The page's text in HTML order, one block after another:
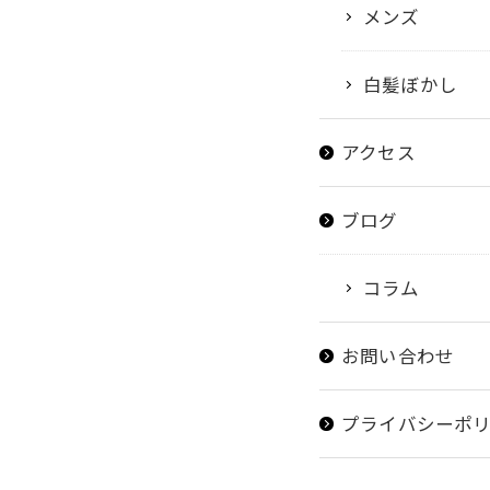
メンズ
白髪ぼかし
アクセス
ブログ
コラム
お問い合わせ
プライバシーポ